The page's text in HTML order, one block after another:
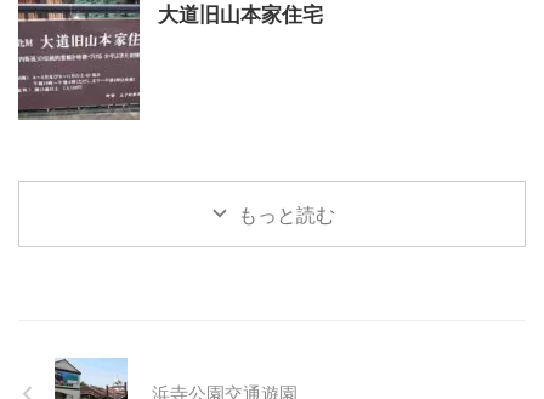
大道旧山本家住宅
もっと読む
浜寺公園交通遊園